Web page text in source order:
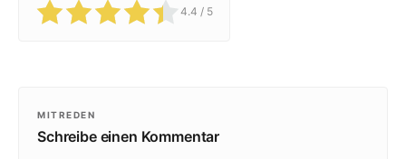
4.4 / 5
MITREDEN
Schreibe einen Kommentar